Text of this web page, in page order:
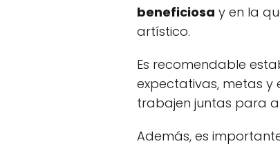
beneficiosa y en la
artístico.
Es recomendable
expectativas, metas y
trabajen juntas para
Además, es